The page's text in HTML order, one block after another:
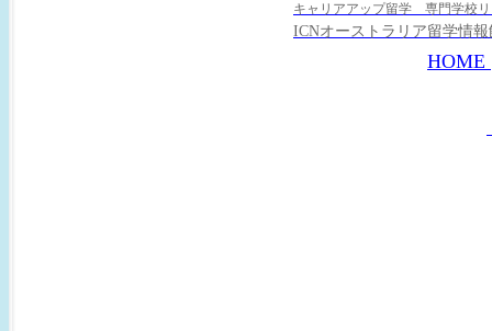
キャリアアップ留学 専門
ICNオーストラリア留学情
HOME